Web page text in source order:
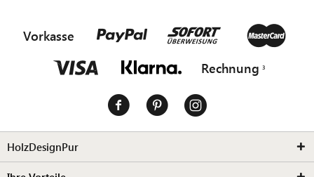
Vorkasse
Rechnung
HolzDesignPur